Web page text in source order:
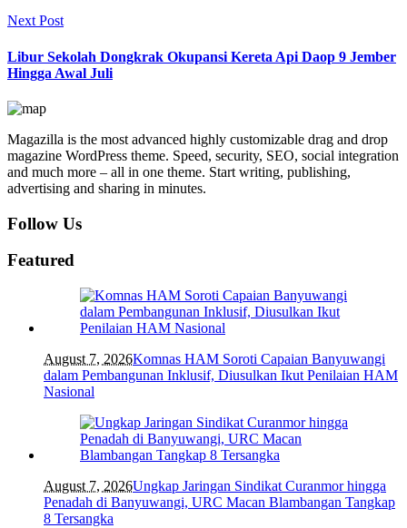
Next Post
Libur Sekolah Dongkrak Okupansi Kereta Api Daop 9 Jember
Hingga Awal Juli
Magazilla is the most advanced highly customizable drag and drop
magazine WordPress theme. Speed, security, SEO, social integration
and much more – all in one theme. Start writing, publishing,
advertising and sharing in minutes.
Follow Us
Featured
August 7, 2026Komnas HAM Soroti Capaian Banyuwangi
dalam Pembangunan Inklusif, Diusulkan Ikut Penilaian HAM
Nasional
August 7, 2026Ungkap Jaringan Sindikat Curanmor hingga
Penadah di Banyuwangi, URC Macan Blambangan Tangkap
8 Tersangka